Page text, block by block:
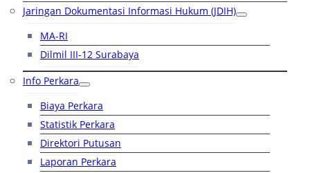
Jaringan Dokumentasi Informasi Hukum (JDIH)
MA-RI
Dilmil III-12 Surabaya
Info Perkara
Biaya Perkara
Statistik Perkara
Direktori Putusan
Laporan Perkara